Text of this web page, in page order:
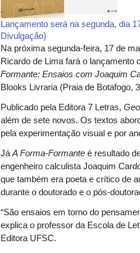
Lançamento será na segunda, dia
Divulgação)
Na próxima segunda-feira, 17 de
Ricardo de Lima fará o lançamento
Formante: Ensaios com Joaquim
Blooks Livraria (Praia de Botafogo,
Publicado pela Editora 7 Letras,
além de sete novos. Os textos
pela experimentação visual e por
JáA Forma-Formante é resultado
engenheiro calculista Joaquim
que também era poeta e crítico de
durante o doutorado e o pós-
“São ensaios em torno do
explica o professor da Escola de
Editora UFSC.